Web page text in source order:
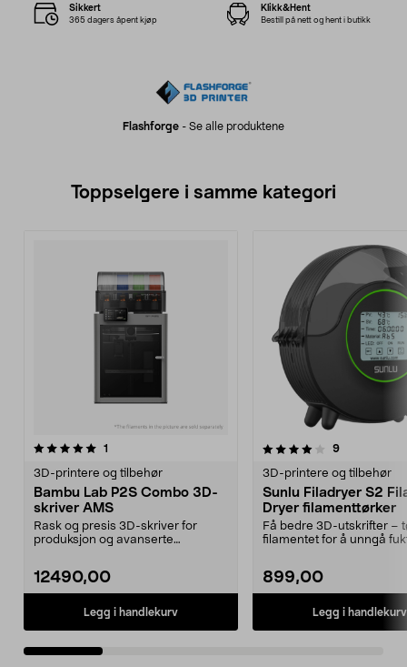
Flashforge - Se alle produktene
Sikkert
365 dagers åpent kjøp
Klikk&Hent
Bestill på nett og hent i butikk
Toppselgere i samme kategori
1
3D-printere og tilbehør
Bambu Lab P2S Combo 3D-
skriver AMS
Rask og presis 3D-skriver for
produksjon og avanserte
12490,00
Legg i handlekurv
4.0 av 5 stjerner 9anmeldelser
3D-printere og tilbehør
Sunlu Filadryer S2
Dryer filamenttørker
Få bedre 3D-utskrifter –
filamentet for å unngå
899,00
Legg i handlekurv
5.0 av 5 stjerner